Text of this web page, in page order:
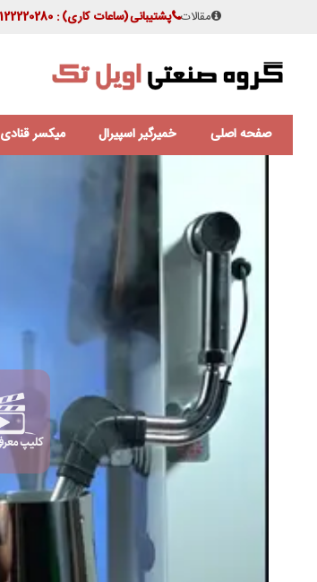
مقالات پشتیبانی(ساعات کاری): 02122220280 - 09101790036
صفحه اصلی خمیرگیر اسپیرال میکسر قنادی